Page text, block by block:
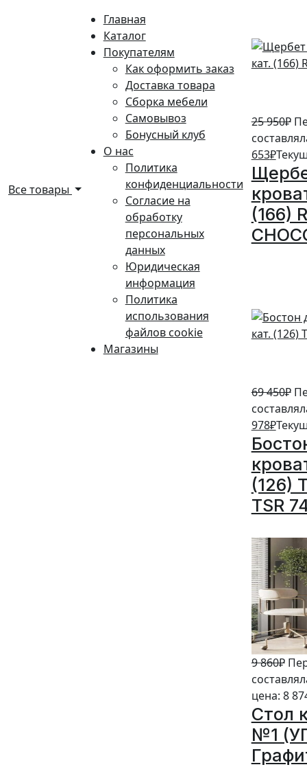
Все товары
Главная
Каталог
Покупателям
Как оформить заказ
Доставка товара
Сборка мебели
Самовывоз
Бонусный клуб
О нас
Политика
конфиденциальности
Согласие на
обработку
персональных
данных
Юридическая
информация
Политика
использования
файлов cookie
Магазины
25 950₽
653₽
(166)
69 450₽
978₽
(126)
TSR
9 860₽
цена: 8
Стол
№1